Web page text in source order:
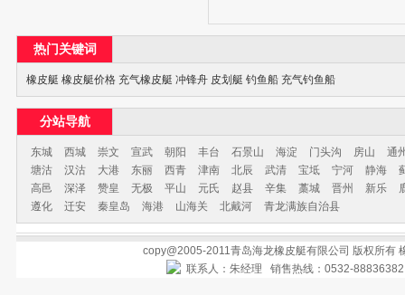
热门关键词
橡皮艇 橡皮艇价格 充气橡皮艇 冲锋舟 皮划艇 钓鱼船 充气钓鱼船
分站导航
东城 西城 崇文 宣武 朝阳 丰台 石景山 海淀 门头沟 房山
通
塘沽
汉沽 大港 东丽 西青 津南 北辰 武清 宝坻 宁河 静海
高邑
深泽 赞皇 无极 平山 元氏 赵县 辛集 藁城 晋州 新乐
遵化
迁安 秦皇岛 海港 山海关 北戴河 青龙满族自治县
copy@2005-2011青岛海龙橡皮艇有限公司 版权所有
联系人：朱经理 销售热线：0532-